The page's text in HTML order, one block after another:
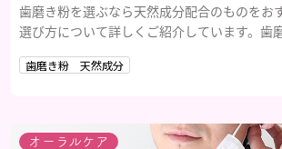
歯磨き粉を選ぶなら天然成分配合のものをお
選び方について詳しくご紹介しています。歯
歯磨き粉 天然成分
オーラルケア